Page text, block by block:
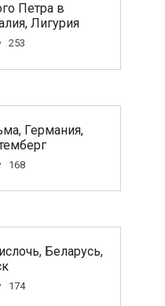
Петра в
Лигурия
253
Германия,
168
Беларусь,
174